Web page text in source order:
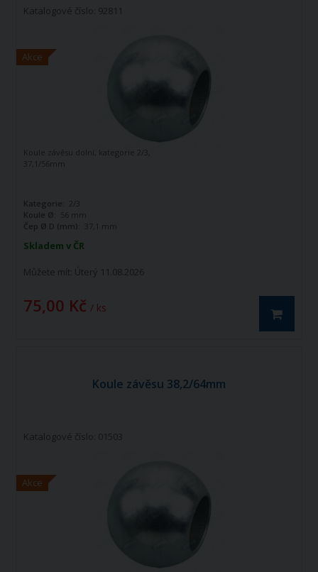
Akce
Katalogové číslo: 92811
Skladem v ČR
Můžete mít: Úterý 11.08.2026
75,00 Kč / ks
Koule závěsu dolní, kategorie 2/3,
37,1/56mm
Kategorie:
Koule Ø:
56 mm
Čep Ø D (mm):
37,1 mm
Koule závěsu 38,2/64mm
Akce
Katalogové číslo: 01503